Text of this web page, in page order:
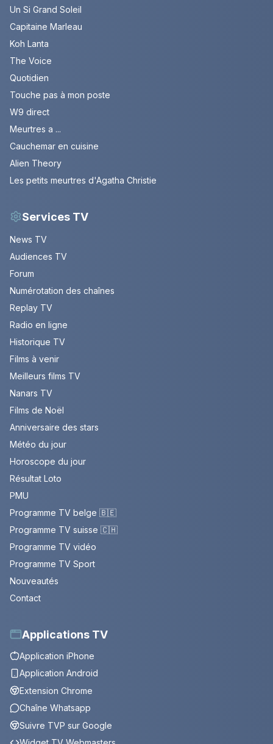
Un Si Grand Soleil
Capitaine Marleau
Koh Lanta
The Voice
Quotidien
Touche pas à mon poste
W9 direct
Meurtres a ...
Cauchemar en cuisine
Alien Theory
Les petits meurtres d'Agatha Christie
Services TV
News TV
Audiences TV
Forum
Numérotation des chaînes
Replay TV
Radio en ligne
Historique TV
Films à venir
Meilleurs films TV
Nanars TV
Films de Noël
Anniversaire des stars
Météo du jour
Horoscope du jour
Résultat Loto
PMU
Programme TV belge 🇧🇪
Programme TV suisse 🇨🇭
Programme TV vidéo
Programme TV Sport
Nouveautés
Contact
Applications TV
Application iPhone
Application Android
Extension Chrome
Chaîne Whatsapp
Suivre TVP sur Google